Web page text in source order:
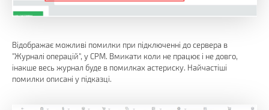
Відображає можливі помилки при підключенні до сервера в
"Журналі операцій", у СРМ. Вмикати коли не працює і не довго,
інакше весь журнал буде в помилках астериску. Найчастіші
помилки описані у підказці.